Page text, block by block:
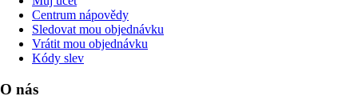
Centrum nápovědy
Sledovat mou objednávku
Vrátit mou objednávku
Kódy slev
O nás